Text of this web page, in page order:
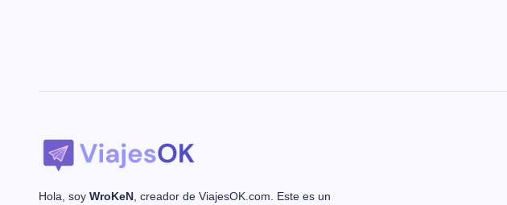
Hola, soy WroKeN , creador de ViajesOK.com. Este es un